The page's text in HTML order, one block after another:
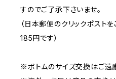
すのでご了承下さいませ。
（日本郵便のクリックポスト
185円です）
※ボトムのサイズ交換はご遠